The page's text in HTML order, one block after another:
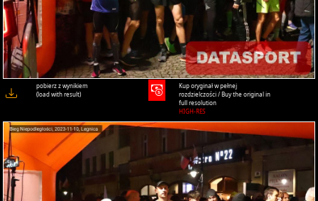
pobierz z wynikiem
(load with result)
Kup oryginał w pełnej
rozdzielczości / Buy the original in
full resolution
HIGH-RES